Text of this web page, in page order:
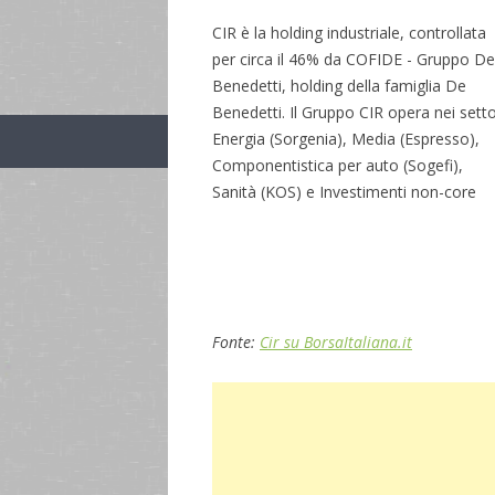
CIR è la holding industriale, controllata
per circa il 46% da COFIDE - Gruppo De
Benedetti, holding della famiglia De
Benedetti. Il Gruppo CIR opera nei
Energia (Sorgenia), Media (Espresso),
Componentistica per auto (Sogefi),
Sanità (KOS) e Investimenti non-core
Fonte: Cir su BorsaItaliana.it